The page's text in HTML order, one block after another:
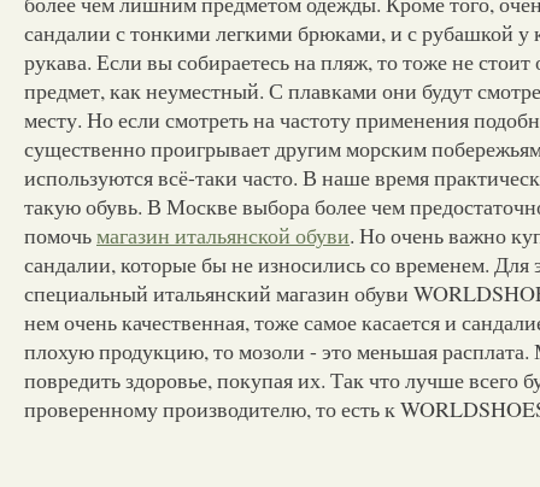
сандалии с тонкими легкими брюками, и с рубашкой у
рукава. Если вы собираетесь на пляж, то тоже не стоит
предмет, как неуместный. С плавками они будут
месту. Но если смотреть на частоту применения
существенно проигрывает другим морским
используются всё-таки часто. В наше время
такую обувь. В Москве выбора более чем
помочьмагазин итальянской обуви. Но очень важно
сандалии, которые бы не износились со временем. Для
специальный итальянский магазин обуви
нем очень качественная, тоже самое касается и
плохую продукцию, то мозоли - это меньшая
повредить здоровье, покупая их. Так что лучше всего
проверенному производителю, то есть к